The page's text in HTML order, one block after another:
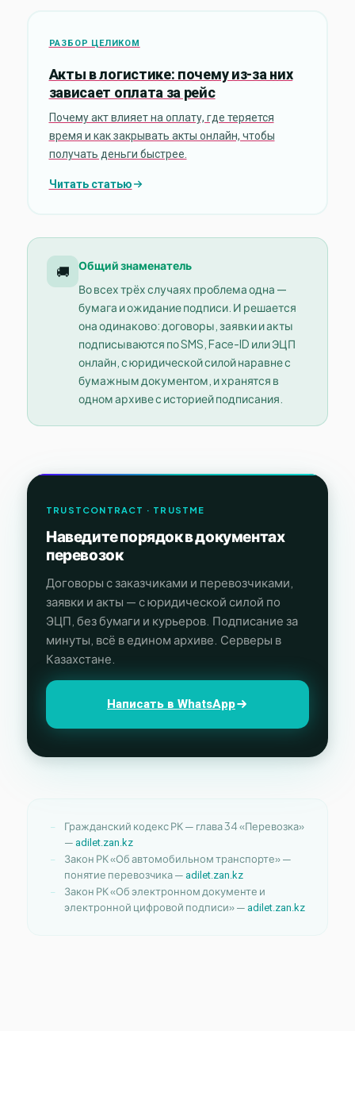
РАЗБОР ЦЕЛИКОМ
Акты в логистике: почему из-за них
зависает оплата за рейс
Почему акт влияет на оплату, где теряется
время и как закрывать акты онлайн, чтобы
получать деньги быстрее.
Читать статью
🚚
Общий знаменатель
Во всех трёх случаях проблема одна —
бумага и ожидание подписи. И решается
она одинаково: договоры, заявки и акты
подписываются по SMS, Face-ID или ЭЦП
онлайн, с юридической силой наравне с
бумажным документом, и хранятся в
одном архиве с историей подписания.
TRUSTCONTRACT · TRUSTME
Наведите порядок в документах
перевозок
Договоры с заказчиками и перевозчиками,
заявки и акты — с юридической силой по
ЭЦП, без бумаги и курьеров. Подписание за
минуты, всё в едином архиве. Серверы в
Казахстане.
Написать в WhatsApp
Гражданский кодекс РК — глава 34 «Перевозка»
— adilet.zan.kz
Закон РК «Об автомобильном транспорте» —
понятие перевозчика — adilet.zan.kz
Закон РК «Об электронном документе и
электронной цифровой подписи» — adilet.zan.kz